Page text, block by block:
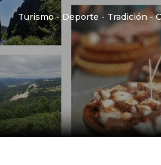
Turismo - Deporte - Tradición -